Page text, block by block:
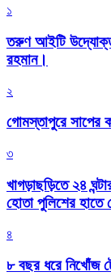
১
তরুণ আইটি উদ্যোক্তা
রহমান।
২
গোমস্তাপুরে সাপের
৩
খাগড়াছড়িতে ২৪
হোতা পুলিশের হাতে
৪
৮ বছর ধরে নিখোঁজ